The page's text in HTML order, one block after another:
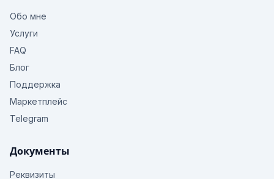
Обо мне
Услуги
FAQ
Блог
Поддержка
Маркетплейс
Telegram
Документы
Реквизиты